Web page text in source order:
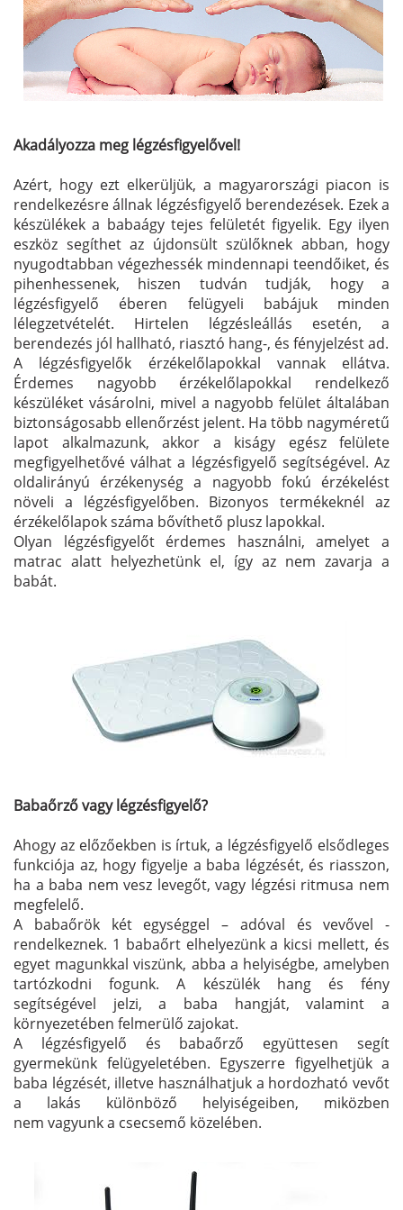
Akadályozza meg légzésfigyelővel!
Azért, hogy ezt elkerüljük, a magyarországi piacon is
rendelkezésre állnak légzésfigyelő berendezések. Ezek a
készülékek a babaágy tejes felületét figyelik. Egy ilyen
eszköz segíthet az újdonsült szülőknek abban, hogy
nyugodtabban végezhessék mindennapi teendőiket, és
pihenhessenek, hiszen tudván tudják, hogy a
légzésfigyelő éberen felügyeli babájuk minden
lélegzetvételét. Hirtelen légzésleállás esetén, a
berendezés jól hallható, riasztó hang-, és fényjelzést ad.
A légzésfigyelők érzékelőlapokkal vannak ellátva.
Érdemes nagyobb érzékelőlapokkal rendelkező
készüléket vásárolni, mivel a nagyobb felület általában
biztonságosabb ellenőrzést jelent. Ha több nagyméretű
lapot alkalmazunk, akkor a kiságy egész felülete
megfigyelhetővé válhat a légzésfigyelő segítségével. Az
oldalirányú érzékenység a nagyobb fokú érzékelést
növeli a légzésfigyelőben. Bizonyos termékeknél az
érzékelőlapok száma bővíthető plusz lapokkal.
Olyan légzésfigyelőt érdemes használni, amelyet a
matrac alatt helyezhetünk el, így az nem zavarja a
babát.
Babaőrző vagy légzésfigyelő?
Ahogy az előzőekben is írtuk, a légzésfigyelő elsődleges
funkciója az, hogy figyelje a baba légzését, és riasszon,
ha a baba nem vesz levegőt, vagy légzési ritmusa nem
megfelelő.
A babaőrök két egységgel – adóval és vevővel -
rendelkeznek. 1 babaőrt elhelyezünk a kicsi mellett, és
egyet magunkkal viszünk, abba a helyiségbe, amelyben
tartózkodni fogunk. A készülék hang és fény
segítségével jelzi, a baba hangját, valamint a
környezetében felmerülő zajokat.
A légzésfigyelő és babaőrző együttesen segít
gyermekünk felügyeletében. Egyszerre figyelhetjük a
baba légzését, illetve használhatjuk a hordozható vevőt
a lakás különböző helyiségeiben, miközben
nem vagyunk a csecsemő közelében.